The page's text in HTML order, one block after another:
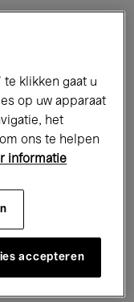
Global Music
te klikken gaat u
op uw apparaat
het
ons te helpen
informatie
accepteren